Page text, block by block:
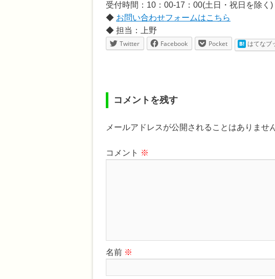
受付時間：10：00-17：00(土日・祝日を除く)
◆ お問い合わせフォームはこちら
◆ 担当：上野
Twitter
Facebook Pocket はてなブ
コメントを残す
メールアドレスが公開されることはありません
コメント ※
名前 ※